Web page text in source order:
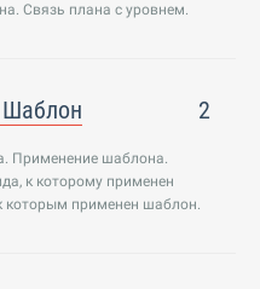
Связь плана с уровнем.
Шаблон 2
Применение шаблона.
к которому применен
которым применен шаблон.